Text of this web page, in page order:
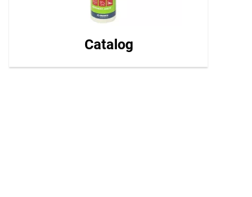
Catalog